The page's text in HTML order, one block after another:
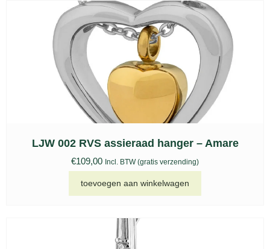
LJW 002 RVS assieraad hanger – Amare
€109,00 Incl. BTW (gratis verzending)
toevoegen aan winkelwagen